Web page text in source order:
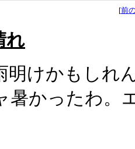
[前
れ
けかもしれ
暑かったわ。